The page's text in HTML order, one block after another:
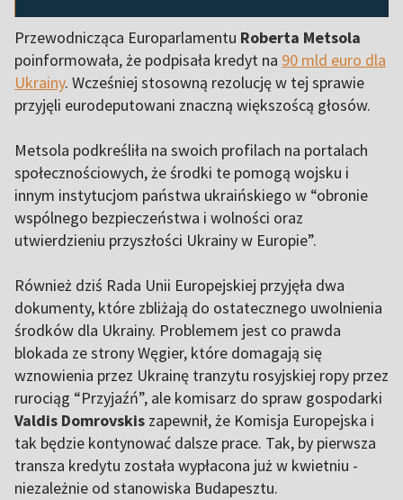
Przewodnicząca Europarlamentu Roberta Metsola
poinformowała, że podpisała kredyt na 90 mld euro dla
Ukrainy. Wcześniej stosowną rezolucję w tej sprawie
przyjęli eurodeputowani znaczną większoścą głosów.
Metsola podkreśliła na swoich profilach na portalach
społecznościowych, że środki te pomogą wojsku i
innym instytucjom państwa ukraińskiego w “obronie
wspólnego bezpieczeństwa i wolności oraz
utwierdzieniu przyszłości Ukrainy w Europie”.
Również dziś Rada Unii Europejskiej przyjęła dwa
dokumenty, które zbliżają do ostatecznego uwolnienia
środków dla Ukrainy. Problemem jest co prawda
blokada ze strony Węgier, które domagają się
wznowienia przez Ukrainę tranzytu rosyjskiej ropy przez
rurociąg “Przyjaźń”, ale komisarz do spraw gospodarki
Valdis Domrovskis zapewnił, że Komisja Europejska i
tak będzie kontynować dalsze prace. Tak, by pierwsza
transza kredytu została wypłacona już w kwietniu -
niezależnie od stanowiska Budapesztu.